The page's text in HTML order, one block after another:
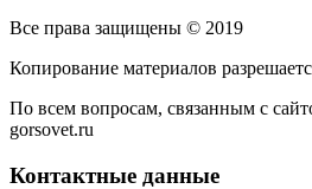
Все права защищены © 2019
Копирование материалов
По всем вопросам, связанным с
gorsovet.ru
Контактные данные